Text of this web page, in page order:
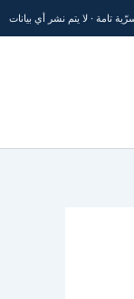
تامة · لا يتم نشر أي بيانات